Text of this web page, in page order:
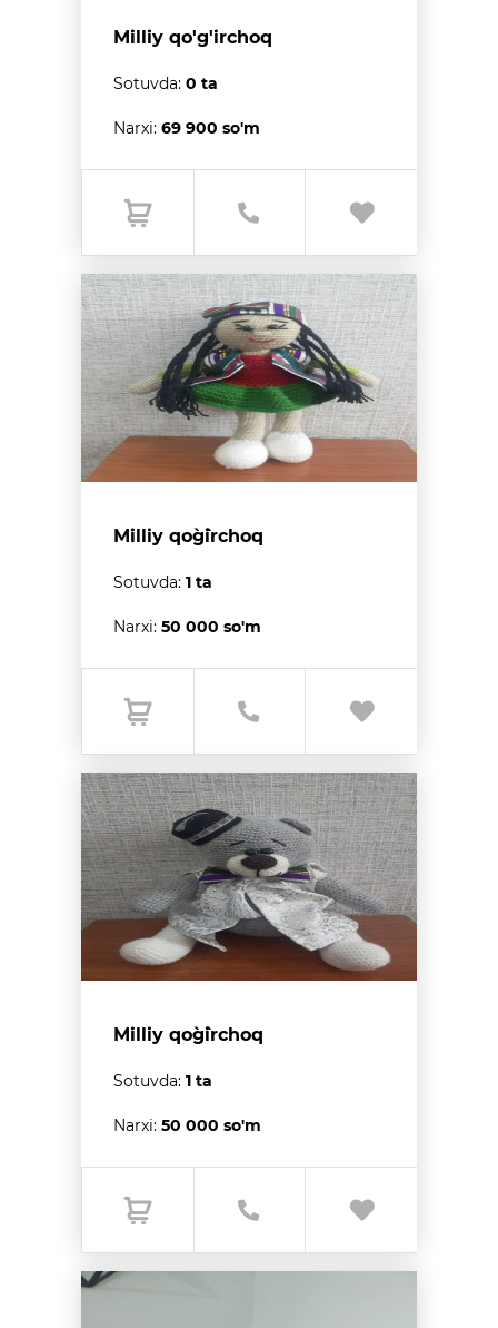
Milliy qo'g'irchoq
Sotuvda: 0 ta
Narxi: 69 900 so'm
Milliy qo`g`irchoq
Sotuvda: 1 ta
Narxi: 50 000 so'm
Milliy qo`g`irchoq
Sotuvda: 1 ta
Narxi: 50 000 so'm